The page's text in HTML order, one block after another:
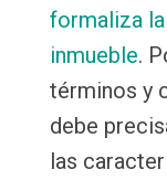
formaliza
inmueble.
términos y
debe
las